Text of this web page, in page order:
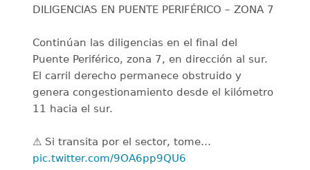
DILIGENCIAS EN PUENTE PERIFÉRICO – ZONA 7
Continúan las diligencias en el final del
Puente Periférico, zona 7, en dirección al sur.
El carril derecho permanece obstruido y
genera congestionamiento desde el kilómetro
11 hacia el sur.
⚠️ Si transita por el sector, tome…
pic.twitter.com/9OA6pp9QU6